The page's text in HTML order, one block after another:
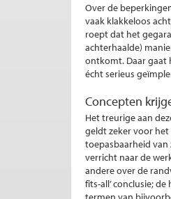
Over de
vaak klakkeloos
roept dat het
achterhaalde)
ontkomt. Daar gaat
écht serieus
Concepten
Het treurige aan
geldt zeker voor
toepasbaarheid
verricht naar de
andere over de
fits-all’ conclusie;